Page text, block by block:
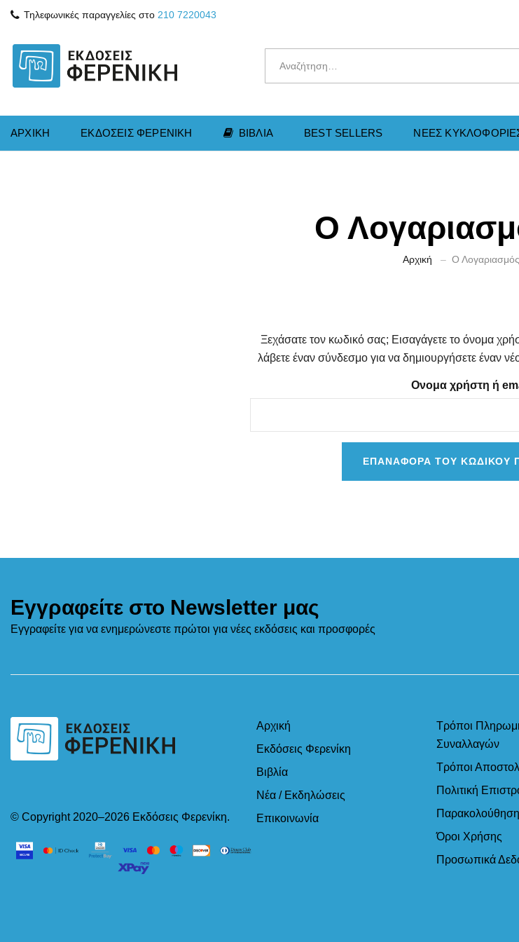
Τηλεφωνικές παραγγελίες στο 210 7220043
ΑΡΧΙΚΗ ΕΚΔΟΣΕΙΣ ΦΕΡΕΝΙΚΗ ΒΙΒΛΙΑ BEST SELLERS ΝΕΕΣ
Ο
Αρχική Ο
Ξεχάσατε τον κωδικό σας; Εισαγάγετε το όνομα
λάβετε έναν σύνδεσμο για να δημιουργήσετε έναν
Ονομα χρήστη ή
ΕΠΑΝΑΦΟΡΑ ΤΟΥ ΚΩΔΙΚΟΥ
Εγγραφείτε στο Newsletter μας
Εγγραφείτε για να ενημερώνεστε πρώτοι για νέες εκδόσεις και προσφορές
© Copyright 2020–2026 Εκδόσεις Φερενίκη.
Αρχική
Εκδόσεις Φερενίκη
Βιβλία
Νέα / Εκδηλώσεις
Επικοινωνία
Τρόποι
Συναλλαγών
Τρόποι
Πολιτική
Όροι Χρήσης
Προσωπικά